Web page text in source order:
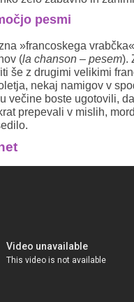
pesmi
»francoskega
(la chanson – pesem).
še z drugimi velikimi
nekaj namigov v
večine boste ugotovili,
prepevali v mislih,